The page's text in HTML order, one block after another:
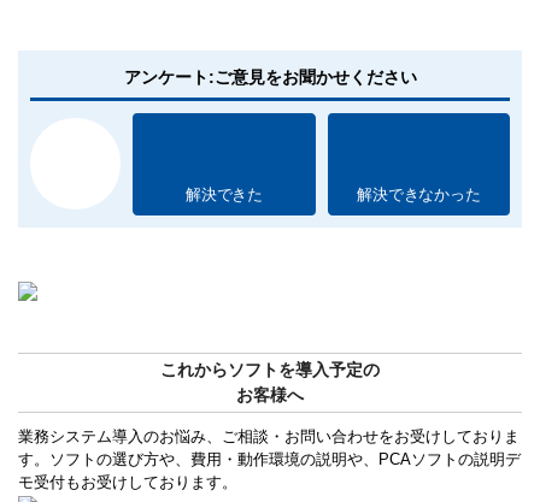
アンケート:ご意見をお聞かせください
解決できた 解決できなかった
これからソフトを導入予定の
お客様へ
業務システム導入のお悩み、ご相談・お問い合わせをお受けしておりま
す。ソフトの選び方や、費用・動作環境の説明や、PCAソフトの説明デ
モ受付もお受けしております。